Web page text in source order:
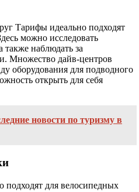
Тарифы идеально подходят
можно исследовать
наблюдать за
Множество дайв-центров
оборудования для подводного
открыть для себя
новости по туризму в
для велосипедных